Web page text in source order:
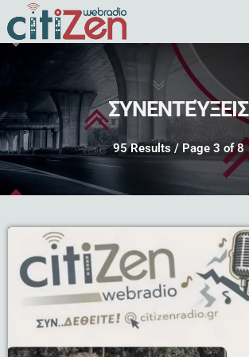
ΣΥΝΕΝΤΕΎΞΕΙΣ
95 Results / Page 3 of 8